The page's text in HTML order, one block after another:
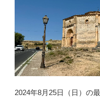
2024年8月25日（日）の